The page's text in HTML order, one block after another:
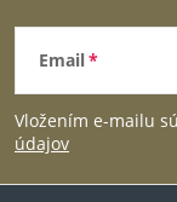
Z
á
p
Email
Vložením e-mailu
údajov